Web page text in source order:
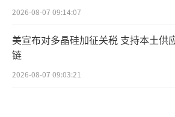
2026-08-07 09:14:07
美宣布对多晶硅加征关税 支持本土供
链
2026-08-07 09:03:21